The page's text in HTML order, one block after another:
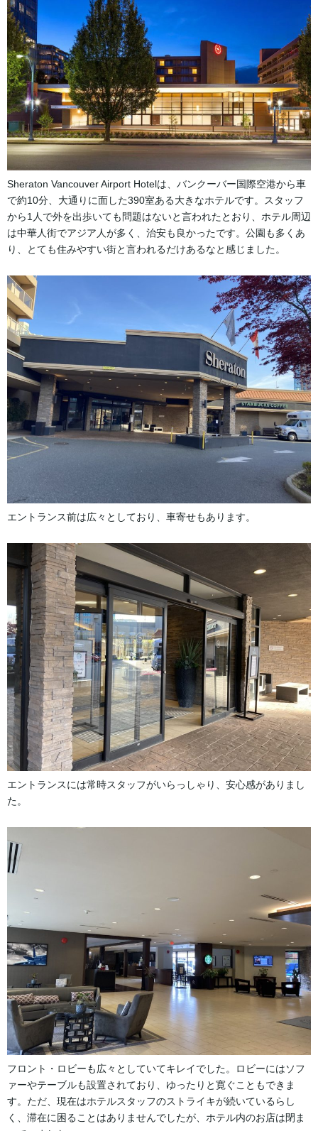
Sheraton Vancouver Airport Hotelは、バンクーバー国際空港から車
で約10分、大通りに面した390室ある大きなホテルです。スタッフ
から1人で外を出歩いても問題はないと言われたとおり、ホテル周辺
は中華人街でアジア人が多く、治安も良かったです。公園も多くあ
り、とても住みやすい街と言われるだけあるなと感じました。
エントランス前は広々としており、車寄せもあります。
エントランスには常時スタッフがいらっしゃり、安心感がありまし
た。
フロント・ロビーも広々としていてキレイでした。ロビーにはソフ
ァーやテーブルも設置されており、ゆったりと寛ぐこともできま
す。ただ、現在はホテルスタッフのストライキが続いているらし
く、滞在に困ることはありませんでしたが、ホテル内のお店は閉ま